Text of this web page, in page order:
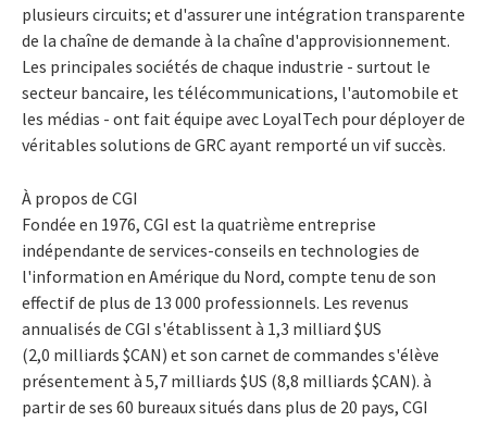
plusieurs circuits; et d'assurer une intégration transparente
de la chaîne de demande à la chaîne d'approvisionnement.
Les principales sociétés de chaque industrie - surtout le
secteur bancaire, les télécommunications, l'automobile et
les médias - ont fait équipe avec LoyalTech pour déployer de
véritables solutions de GRC ayant remporté un vif succès.
À propos de CGI
Fondée en 1976, CGI est la quatrième entreprise
indépendante de services-conseils en technologies de
l'information en Amérique du Nord, compte tenu de son
effectif de plus de 13 000 professionnels. Les revenus
annualisés de CGI s'établissent à 1,3 milliard $US
(2,0 milliards $CAN) et son carnet de commandes s'élève
présentement à 5,7 milliards $US (8,8 milliards $CAN). à
partir de ses 60 bureaux situés dans plus de 20 pays, CGI